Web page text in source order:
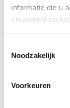
informatie die u
verzameld op
Noodzakelijk
Voorkeuren
Netto
Omdat je
je